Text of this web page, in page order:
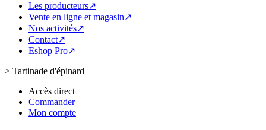
Les producteurs↗
Vente en ligne et magasin↗
Nos activités↗
Contact↗
Eshop Pro↗
> Tartinade d'épinard
Accès direct
Commander
Mon compte